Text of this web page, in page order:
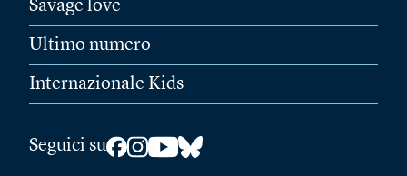
Savage love
Ultimo numero
Internazionale Kids
Seguici su